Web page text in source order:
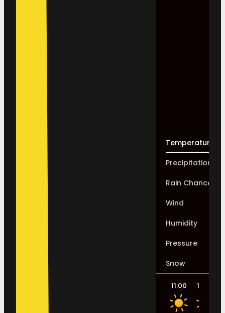
Temperature
Precipitation
Rain Chance
Wind
Humidity
Pressure
Snow
11:00 14:00